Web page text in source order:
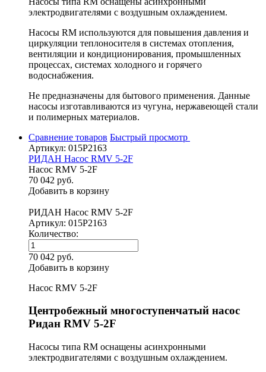
электродвигателями с воздушным охлаждением.
Насосы RM используются для повышения давления и
циркуляции теплоносителя в системах отопления,
вентиляции и кондиционирования, промышленных
процессах, системах холодного и горячего
водоснабжения.
Не предназначены для бытового применения. Данные
насосы изготавливаются из чугуна, нержавеющей стали
и полимерных материалов.
Сравнение товаров Быстрый просмотр
Артикул: 015P2163
РИДАН Насос RMV 5-2F
Насос RMV 5-2F
70 042 руб.
Добавить в корзину
РИДАН Насос RMV 5-2F
Артикул: 015P2163
Количество:
70 042 руб.
Добавить в корзину
Насос RMV 5-2F
Центробежный многоступенчатый насос
Ридан RMV 5-2F
Насосы типа RM оснащены асинхронными
электродвигателями с воздушным охлаждением.